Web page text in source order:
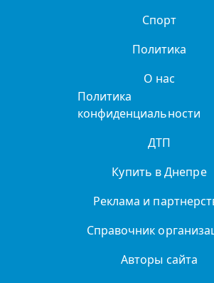
Спорт
Политика
О нас
Политика
конфиденциальности
ДТП
Купить в Днепре
Реклама и
Справочник
Авторы сайта